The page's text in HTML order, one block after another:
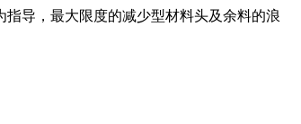
导，最大限度的减少型材料头及余料的浪